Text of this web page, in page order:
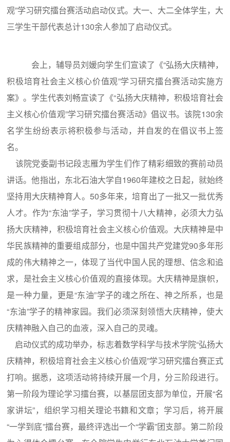
观”学习研究擂台赛活动启动仪式。大一、大二全体学生，大
三学生干部代表总计130余人参加了启动仪式。
会上，辅导员刘媛向学生们宣读了《“弘扬大庆精神，
积极培育社会主义核心价值观”学习研究擂台赛活动实施方
案》。学生代表刘畅宣读了《“弘扬大庆精神，积极培育社会
主义核心价值观”学习研究擂台赛活动》倡议书。该院130余
名学生纷纷表示将积极参与活动，并自发的在倡议书上签
名。
该院党委副书记段志雁为学生们作了精彩细致的赛前动员
讲话。他指出，东北石油大学自1960年建校之日起，就始终
坚持用大庆精神育人。50多年来，培育出了一批又一批优秀
人才。作为“东油”学子，学习贯彻十八大精神，必须大力弘
扬大庆精神，积极培育社会主义核心价值观。大庆精神是中
华民族精神的重要组成部分，也是中国共产党建党90多年形
成的伟大精神之一，体现了当代中国人民的理想、信念和追
求，是社会主义核心价值观的直接体现。大庆精神是旗帜，
是一种力量，更是“东油”学子的魂之所在、神之所系，也是
“东油”学子的精神家园。我们必须深刻领悟大庆精神，使大
庆精神融入自己的血液，深入自己的灵魂。
启动仪式的成功举办，标志着数学科学与技术学院“弘扬大
庆精神，积极培育社会主义核心价值观”学习研究擂台赛正式
打响。据悉，这项活动将持续开展一个月，分三阶段进行。
第一阶段为理论学习擂台赛，以基层团支部为单位，开展“名
家讲坛”，组织学习相关理论书籍和文章；学习后，将开展
“一学到底”擂台赛，最终评选出一个“学霸”团支部。第二阶段